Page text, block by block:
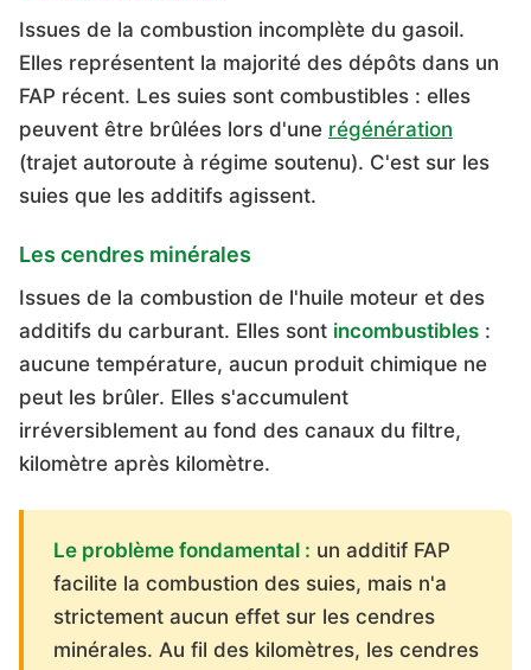
Issues de la combustion incomplète du gasoil.
Elles représentent la majorité des dépôts dans un
FAP récent. Les suies sont combustibles : elles
peuvent être brûlées lors d'une régénération
(trajet autoroute à régime soutenu). C'est sur les
suies que les additifs agissent.
Les cendres minérales
Issues de la combustion de l'huile moteur et des
additifs du carburant. Elles sont incombustibles :
aucune température, aucun produit chimique ne
peut les brûler. Elles s'accumulent
irréversiblement au fond des canaux du filtre,
kilomètre après kilomètre.
Le problème fondamental : un additif FAP
facilite la combustion des suies, mais n'a
strictement aucun effet sur les cendres
minérales. Au fil des kilomètres, les cendres